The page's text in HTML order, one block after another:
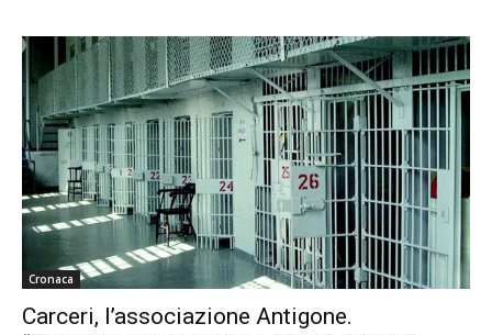
Cronaca
Carceri, l’associazione Antigone.